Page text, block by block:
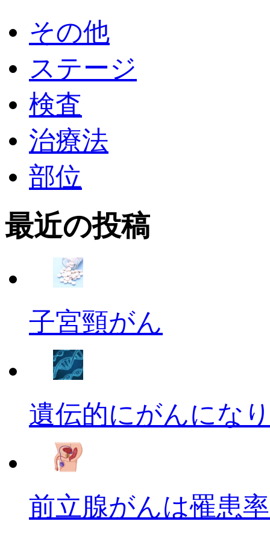
その他
ステージ
検査
治療法
部位
最近の投稿
子宮頸がん
遺伝的にがんにな
前立腺がんは罹患